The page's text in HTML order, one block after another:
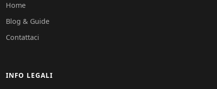
Home
Blog & Guide
Contattaci
INFO LEGALI